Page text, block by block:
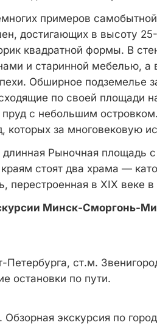
примеров
достигающих в высоту
квадратной формы. В
и старинной мебелью, а
Обширное подземелье
по своей площади
с небольшим
которых за многовековую
Рыночная площадь
стоят два храма —
перестроенная в XIX веке
Минск-Сморгонь-
ст.м.
остановки по пути.
экскурсия по